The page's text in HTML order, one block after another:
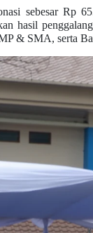
sebesar Rp
hasil
& SMA, serta